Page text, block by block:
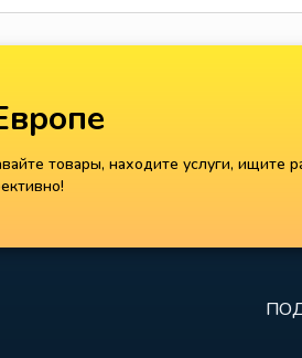
товары, находите услуги, ищите